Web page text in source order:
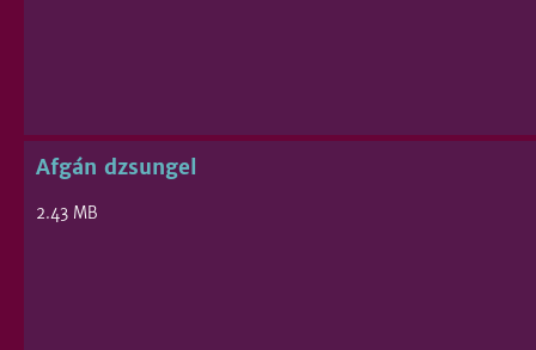
Afgán dzsungel
2.43 MB